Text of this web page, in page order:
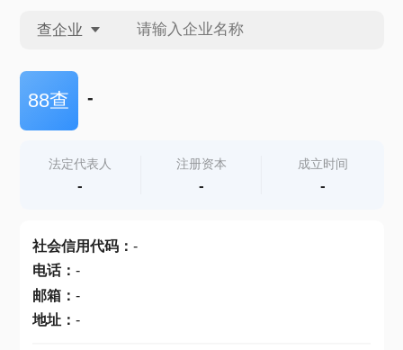
查企业
查企业
查产地
88查 -
法定代表人
-
注册资本
-
成立时间
-
社会信用代码： -
电话： -
邮箱： -
地址： -